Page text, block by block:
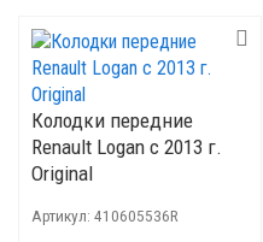
Колодки передние
Renault Logan с 2013 г.
Original
Артикул: 410605536R